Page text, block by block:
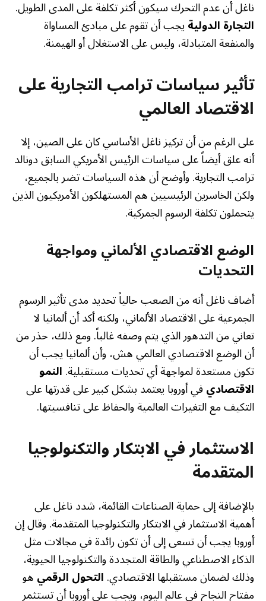
ناغل أن عدم التحرك سيكون أكثر تكلفة على المدى الطويل.
التجارة الدوليةيجب أن تقوم على مبادئ المساواة
والمنفعة المتبادلة، وليس على الاستغلال أو الهيمنة.
تأثير سياسات ترامب التجارية على
الاقتصاد العالمي
على الرغم من أن تركيز ناغل الأساسي كان على الصين، إلا
أنه علق أيضاً على سياسات الرئيس الأمريكي السابق دونالد
ترامب التجارية. وأوضح أن هذه السياسات تضر بالجميع،
ولكن الخاسرين الرئيسيين هم المستهلكون الأمريكيون الذين
يتحملون تكلفة الرسوم الجمركية.
الوضع الاقتصادي الألماني ومواجهة
التحديات
أضاف ناغل أنه من الصعب حالياً تحديد مدى تأثير الرسوم
الجمرعية على الاقتصاد الألماني، ولكنه أكد أن ألمانيا لا
تعاني من التدهور الذي يتم وصفه غالباً. ومع ذلك، حذر من
أن الوضع الاقتصادي العالمي هش، وأن ألمانيا يجب أن
تكون مستعدة لمواجهة أي تحديات مستقبلية.النمو
الاقتصاديفي أوروبا يعتمد بشكل كبير على قدرتها على
التكيف مع التغيرات العالمية والحفاظ على تنافسيتها.
الاستثمار في الابتكار والتكنولوجيا
المتقدمة
بالإضافة إلى حماية الصناعات القائمة، شدد ناغل على
أهمية الاستثمار في الابتكار والتكنولوجيا المتقدمة. وقال إن
أوروبا يجب أن تسعى إلى أن تكون رائدة في مجالات مثل
الذكاء الاصطناعي والطاقة المتجددة والتكنولوجيا الحيوية،
وذلك لضمان مستقبلها الاقتصادي.التحول الرقميهو
مفتاح النجاح في عالم اليوم، ويجب على أوروبا أن تستثمر